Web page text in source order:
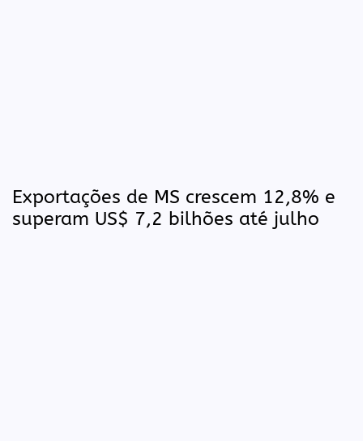
Exportações de MS crescem 12,8% e
superam US$ 7,2 bilhões até julho